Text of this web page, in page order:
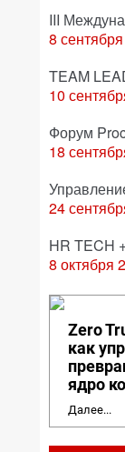
III
8
TEAM
10
Форум
18
24
HR
8 октября
Zero
как
ядро
Далее...